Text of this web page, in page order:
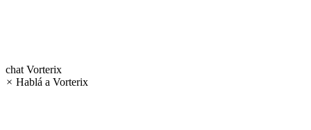
chat Vorterix
× Hablá a Vorterix